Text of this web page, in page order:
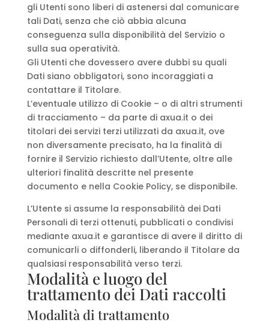
gli Utenti sono liberi di astenersi dal comunicare
tali Dati, senza che ciò abbia alcuna
conseguenza sulla disponibilità del Servizio o
sulla sua operatività.
Gli Utenti che dovessero avere dubbi su quali
Dati siano obbligatori, sono incoraggiati a
contattare il Titolare.
L’eventuale utilizzo di Cookie – o di altri strumenti
di tracciamento – da parte di axua.it o dei
titolari dei servizi terzi utilizzati da axua.it, ove
non diversamente precisato, ha la finalità di
fornire il Servizio richiesto dall’Utente, oltre alle
ulteriori finalità descritte nel presente
documento e nella Cookie Policy, se disponibile.
L’Utente si assume la responsabilità dei Dati
Personali di terzi ottenuti, pubblicati o condivisi
mediante axua.it e garantisce di avere il diritto di
comunicarli o diffonderli, liberando il Titolare da
qualsiasi responsabilità verso terzi.
Modalità e luogo del
trattamento dei Dati raccolti
Modalità di trattamento